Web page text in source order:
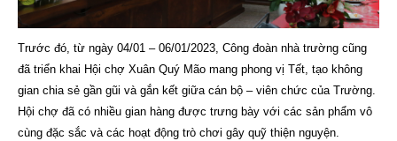
Trước đó, từ ngày 04/01 – 06/01/2023, Công đoàn nhà trường cũng
đã triển khai Hội chợ Xuân Quý Mão mang phong vị Tết, tạo không
gian chia sẻ gần gũi và gắn kết giữa cán bộ – viên chức của Trường.
Hội chợ đã có nhiều gian hàng được trưng bày với các sản phẩm vô
cùng đặc sắc và các hoạt động trò chơi gây quỹ thiện nguyện.